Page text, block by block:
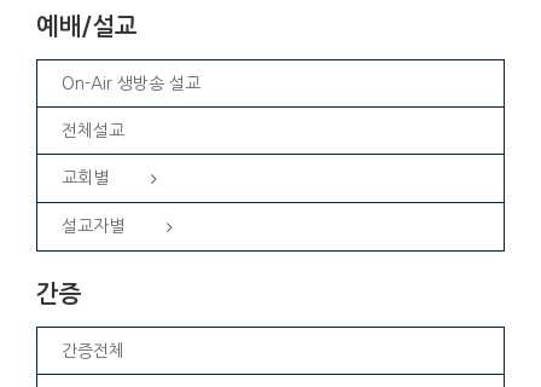
예배/설교
On-Air 생방송 설교
전체설교
교회별
설교자별
간증
간증전체